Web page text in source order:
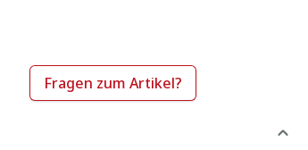
Fragen zum Artikel?